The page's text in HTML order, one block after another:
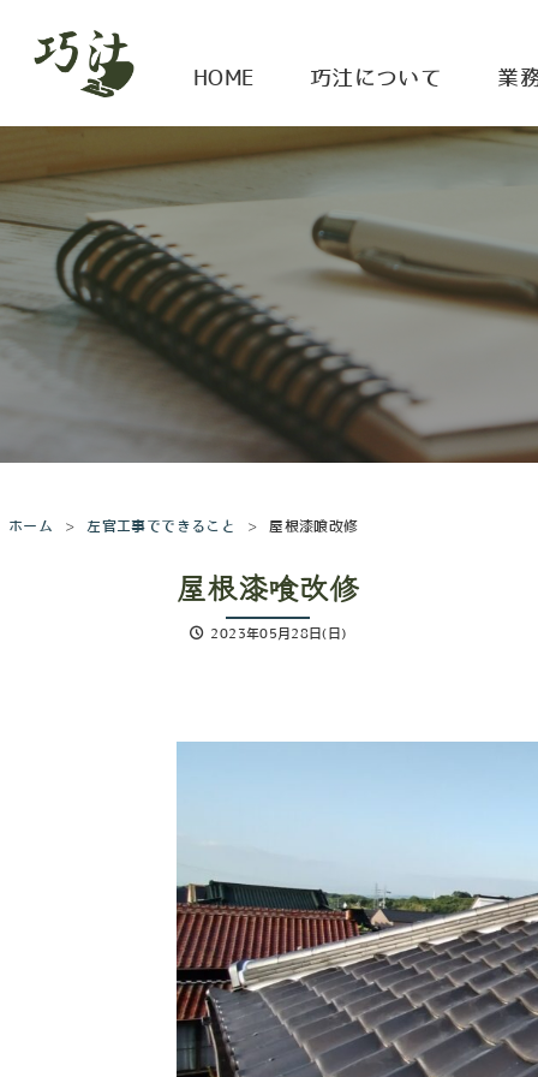
HOME 巧汢について 業
ホーム 左官工事でできること 屋根漆喰改修
屋根漆喰改修
2023年05月28日(日)